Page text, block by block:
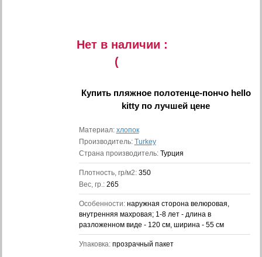
Нет в наличии :
(
Купить пляжное полотенце-пончо hello
kittyпо лучшей цене
Материал: хлопок
Производитель: Turkey
Страна производитель: Турция
Плотность, гр/м2: 350
Вес, гр.: 265
Особенности: наружная сторона велюровая,
внутренняя махровая; 1-8 лет - длина в
разложенном виде - 120 см, ширина - 55 см
Упаковка: прозрачный пакет